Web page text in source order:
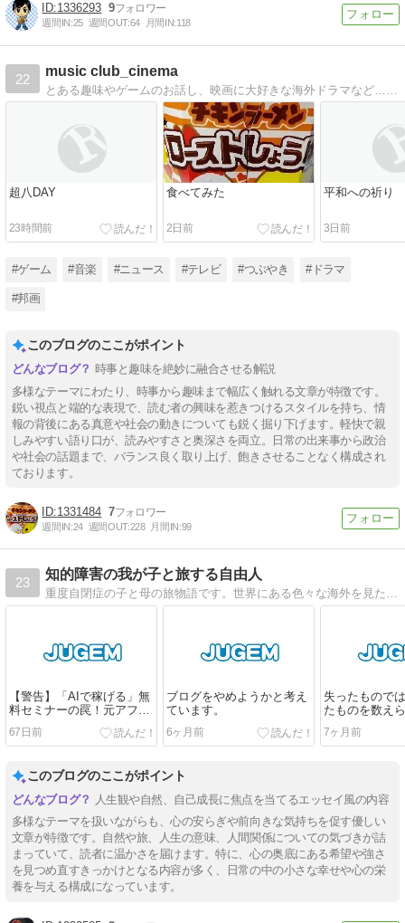
1336293 9
週間IN:25 週間OUT:64 月間IN:118
22
music club_cinema
超八DAY
23時間前
食べてみた
2日前
平和への祈り
3日前
#ゲーム #音楽 #ニュース #テレビ #つぶやき #ドラマ
#邦画
このブログのここがポイント
時事と趣味を絶妙に融合させる解説
多様なテーマにわたり、時事から趣味まで幅広く触れる文章が特徴です。
鋭い視点と端的な表現で、読む者の興味を惹きつけるスタイルを持ち、情
報の背後にある真意や社会の動きについても鋭く掘り下げます。軽快で親
しみやすい語り口が、読みやすさと奥深さを両立。日常の出来事から政治
や社会の話題まで、バランス良く取り上げ、飽きさせることなく構成され
ております。
1331484 7
週間IN:24 週間OUT:228 月間IN:99
23
知的障害の我が子と旅する自由人
重度自閉症の子と母の旅物語です。世界にある色々な海外を見たり国内の旅をする内容ですが2024年から日々の日記も書き綴ります。不定期更新です。
【警告】「AIで稼げる」無
料セミナーの罠！元アフィ
リエイト詐欺の闇ルートを
暴露します。
67日前
ブログをやめようかと考え
ています。
6ヶ月前
失ったもので
たものを数え
なった時、人
7ヶ月前
このブログのここがポイント
人生観や自然、自己成長に焦点を当てるエッセイ風の内容
多様なテーマを扱いながらも、心の安らぎや前向きな気持ちを促す優しい
文章が特徴です。自然や旅、人生の意味、人間関係についての気づきが詰
まっていて、読者に温かさを届けます。特に、心の奥底にある希望や強さ
を見つめ直すきっかけとなる内容が多く、日常の中の小さな幸せや心の栄
養を与える構成になっています。